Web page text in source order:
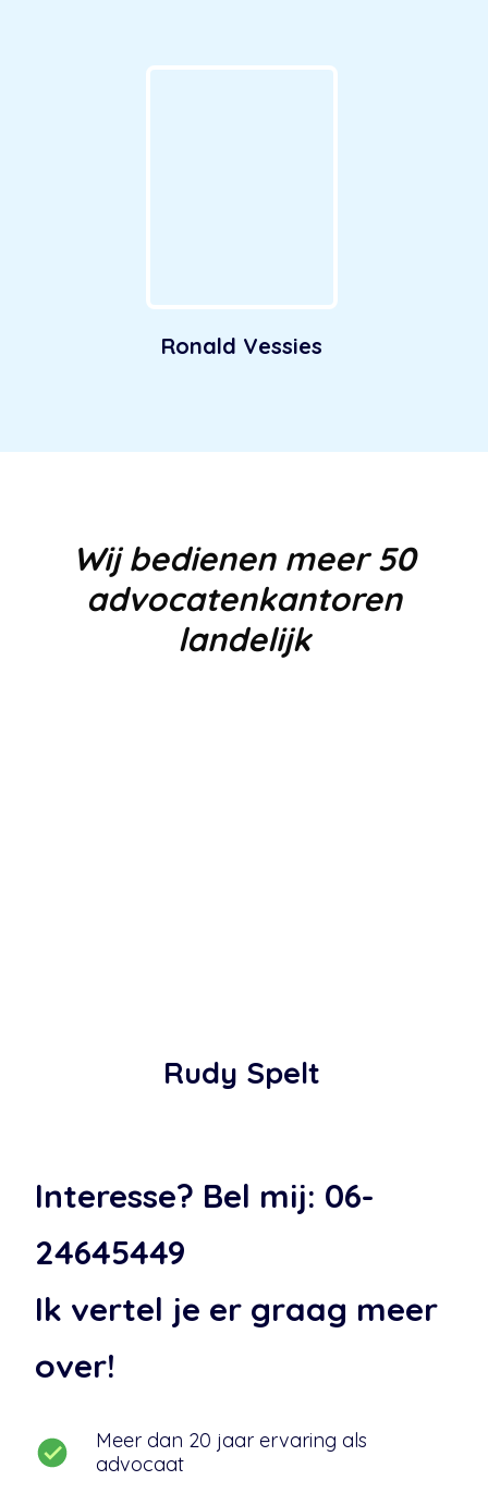
Ronald Vessies
Wij bedienen meer 50
advocatenkantoren
landelijk
Interesse? Bel mij: 06-
24645449
Ik vertel je er graag meer
over!
Meer dan 20 jaar ervaring als
advocaat
Rudy Spelt